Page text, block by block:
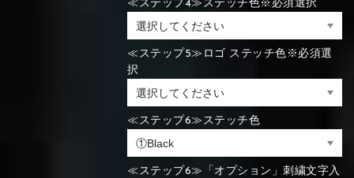
⑭Caramel ⑮Wine red
⑪Black
⑭Caramel ⑮Wine red
⑪Blue ⑫Aqua blue
⑭Pink
⑪Blue ⑫Aqua blue
⑭Pink ⑮Rose pink
≪ステップ4≫ステッチ色※必須選択
≪ステップ5≫ロゴ ステッチ色※必須選
択
≪ステップ6≫ステッチ色
≪ステップ6≫「オプション」刺繍文字入